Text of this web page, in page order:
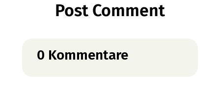
Post Comment
0 Kommentare